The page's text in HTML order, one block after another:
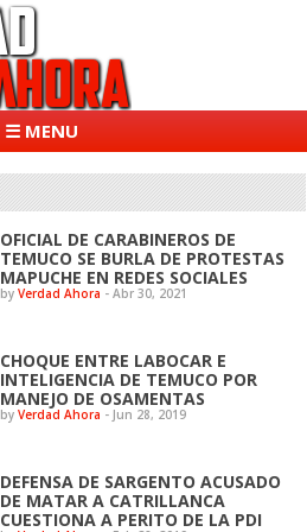
☰ MENU
OFICIAL DE CARABINEROS DE
TEMUCO SE BURLA DE PROTESTAS
MAPUCHE EN REDES SOCIALES
byVerdad Ahora - Abr 30, 2021
CHOQUE ENTRE LABOCAR E
INTELIGENCIA DE TEMUCO POR
MANEJO DE OSAMENTAS
byVerdad Ahora - Jun 28, 2019
DEFENSA DE SARGENTO ACUSADO
DE MATAR A CATRILLANCA
CUESTIONA A PERITO DE LA PDI